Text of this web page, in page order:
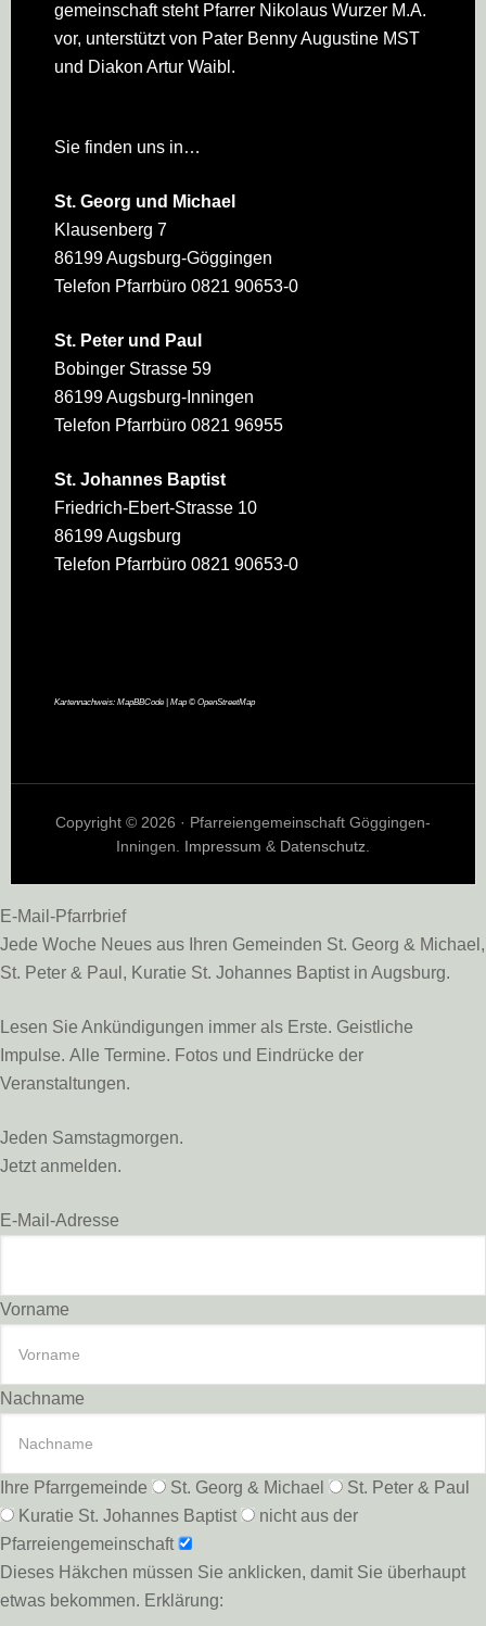
gemeinschaft steht Pfarrer Nikolaus Wurzer M.A.
vor, unterstützt von Pater Benny Augustine MST
und Diakon Artur Waibl.
Sie finden uns in…
St. Georg und Michael
Klausenberg 7
86199 Augsburg-Göggingen
Telefon Pfarrbüro 0821 90653-0
St. Peter und Paul
Bobinger Strasse 59
86199 Augsburg-Inningen
Telefon Pfarrbüro 0821 96955
St. Johannes Baptist
Friedrich-Ebert-Strasse 10
86199 Augsburg
Telefon Pfarrbüro 0821 90653-0
Kartennachweis: MapBBCode| Map © OpenStreetMap
Copyright © 2026 · Pfarreiengemeinschaft Göggingen-
Inningen. Impressum & Datenschutz.
E-Mail-Pfarrbrief
Jede Woche Neues aus Ihren Gemeinden St. Georg & Michael,
St. Peter & Paul, Kuratie St. Johannes Baptist in Augsburg.
Lesen Sie Ankündigungen immer als Erste. Geistliche
Impulse. Alle Termine. Fotos und Eindrücke der
Veranstaltungen.
Jeden Samstagmorgen.
Jetzt anmelden.
E-Mail-Adresse
Vorname
Nachname
Ihre Pfarrgemeinde St. Georg & Michael
St. Peter & Paul
Kuratie St. Johannes Baptist
nicht aus der
Pfarreiengemeinschaft
Dieses Häkchen müssen Sie anklicken, damit Sie überhaupt
etwas bekommen. Erklärung: